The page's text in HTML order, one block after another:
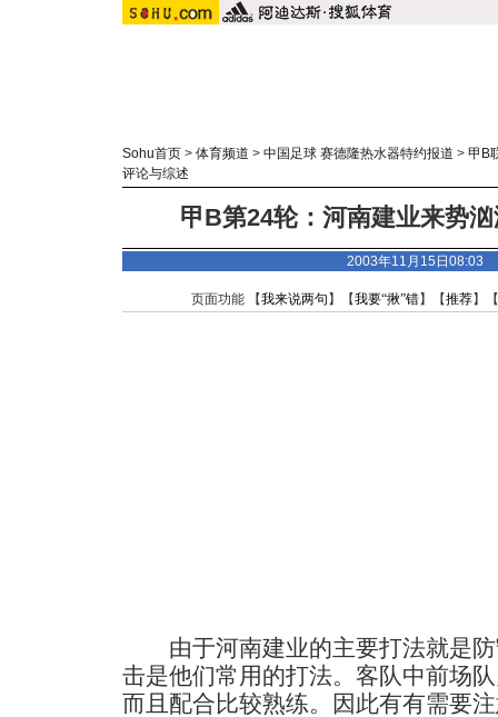
Sohu首页 > 体育频道 > 中国足球 赛德隆热水器特约报道 > 甲B
评论与综述
甲B第24轮：河南建业来势
2003年11月15日08:03
页面功能 【我来说两句 】【我要“揪”错】【推荐】
由于河南建业的主要打法就是防
击是他们常用的打法。客队中前场
而且配合比较熟练。因此有有需要